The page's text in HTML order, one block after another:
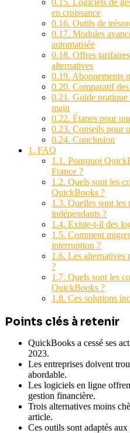
en croissance
0.16. Outils de
0.17. Modules
automatisée
0.18. Offres
alternatives
0.19. Abonnements
0.20. Comparatif
0.21. Guide pratique
main
0.22. Étapes pour
0.23. Conseils pour
0.24. Conclusion
1. FAQ
1.1. Pourquoi
France ?
1.2. Quels sont les
QuickBooks ?
1.3. Quelles sont les
indépendants ?
1.4. Existe-t-il des
1.5. Comment
interruption ?
1.6. Les alternatives
?
1.7. Quels sont les
QuickBooks ?
1.8. Ces solutions
Points clés à retenir
QuickBooks a cessé ses
2023.
Les entreprises doivent
abordable.
Les logiciels en ligne
gestion financière.
Trois alternatives moins
article.
Ces outils sont adaptés